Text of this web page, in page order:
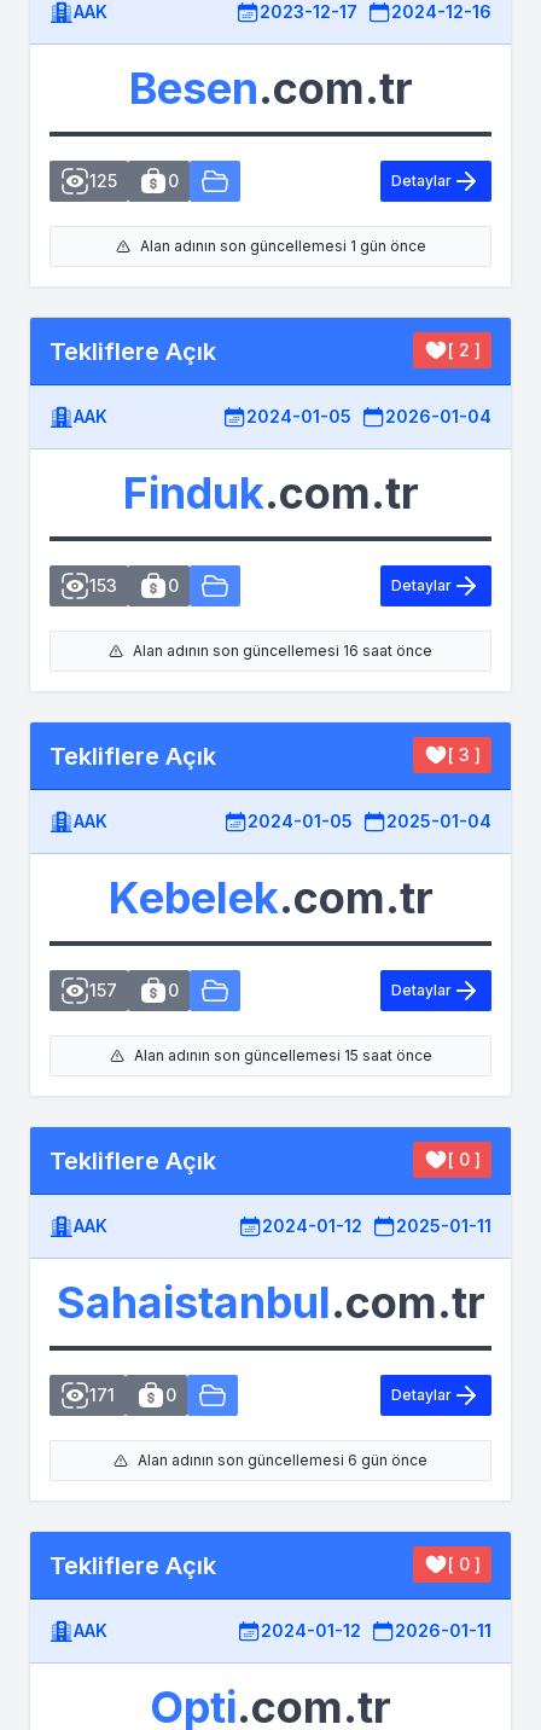
AAK 2023-12-17 2024-12-16
Besen.com.tr
125 0 Detaylar
Alan adının son güncellemesi 1 gün önce
Tekliflere Açık [ 2 ]
AAK 2024-01-05 2026-01-04
Finduk.com.tr
153 0 Detaylar
Alan adının son güncellemesi 16 saat önce
Tekliflere Açık [ 3 ]
AAK 2024-01-05 2025-01-04
Kebelek.com.tr
157 0 Detaylar
Alan adının son güncellemesi 15 saat önce
Tekliflere Açık [ 0 ]
AAK 2024-01-12 2025-01-11
Sahaistanbul.com.tr
171 0 Detaylar
Alan adının son güncellemesi 6 gün önce
Tekliflere Açık [ 0 ]
AAK 2024-01-12 2026-01-11
Opti.com.tr